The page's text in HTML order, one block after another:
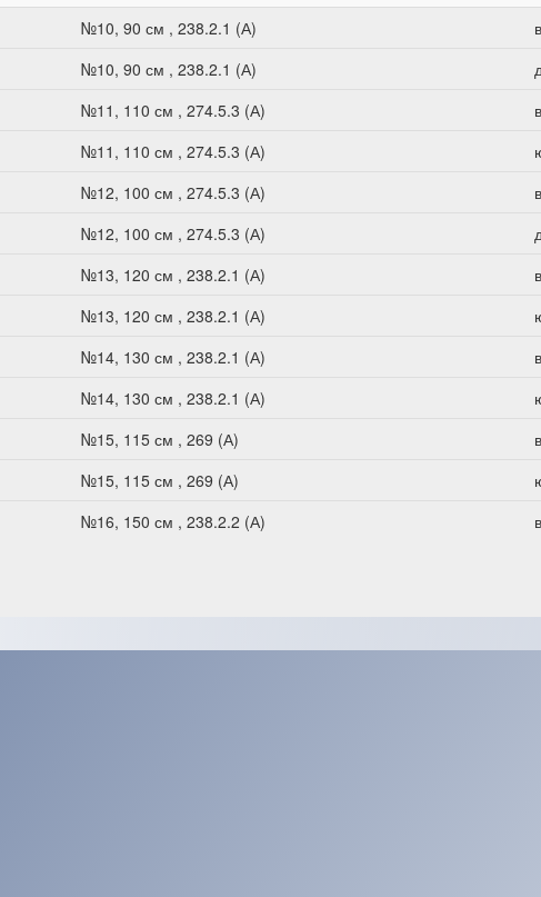
№10, 90 см , 238.2.1 (А)
№10, 90 см , 238.2.1 (А)
№11, 110 см , 274.5.3 (А)
№11, 110 см , 274.5.3 (А)
№12, 100 см , 274.5.3 (А)
№12, 100 см , 274.5.3 (А)
№13, 120 см , 238.2.1 (А)
№13, 120 см , 238.2.1 (А)
№14, 130 см , 238.2.1 (А)
№14, 130 см , 238.2.1 (А)
№15, 115 см , 269 (А)
№15, 115 см , 269 (А)
№16, 150 см , 238.2.2 (А)